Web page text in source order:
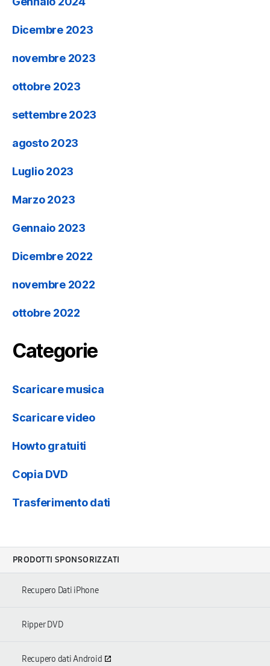
Dicembre 2023
novembre 2023
ottobre 2023
settembre 2023
agosto 2023
Luglio 2023
Marzo 2023
Gennaio 2023
Dicembre 2022
novembre 2022
ottobre 2022
Categorie
Scaricare musica
Scaricare video
Howto gratuiti
Copia DVD
Trasferimento dati
PRODOTTI SPONSORIZZATI
Recupero Dati iPhone
Ripper DVD
Recupero dati Android